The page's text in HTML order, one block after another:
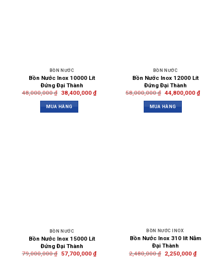
BỒN NƯỚC
Bồn Nước Inox 10000 Lít
Đứng Đại Thành
48,000,000₫ 38,400,000 ₫
MUA HÀNG
BỒN NƯỚC
Bồn Nước Inox 12000 Lít
Đứng Đại Thành
58,000,000₫ 44,800,000 ₫
MUA HÀNG
BỒN NƯỚC
Bồn Nước Inox 15000 Lít
Đứng Đại Thành
79,000,000₫ 57,700,000 ₫
BỒN NƯỚC INOX
Bồn Nước Inox 310 lít Nằm
Đại Thành
2,480,000₫ 2,250,000 ₫